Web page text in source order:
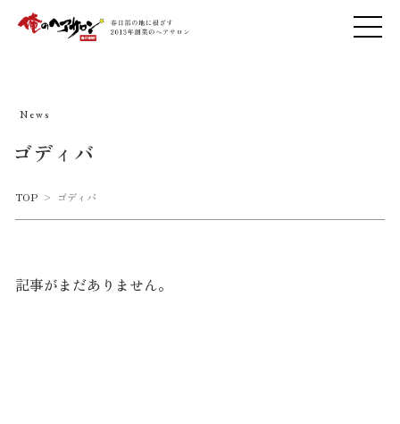
News
ゴディバ
TOP > ゴディバ
記事がまだありません。